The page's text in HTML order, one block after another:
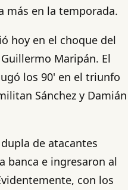
más en la temporada.
hoy en el choque del
Maripán. El
los 90' en el triunfo
Sánchez y Damián
de atacantes
banca e ingresaron al
con los